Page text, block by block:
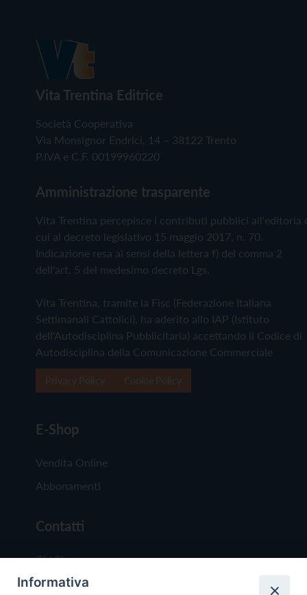
Vita Trentina Editrice
Società Cooperativa
Via Monsignor Endrici, 14 – 38122 Trento
P.IVA e C.F. 00199960220
Amministrazione trasparente
Vita Trentina percepisce i contributi pubblici all'editoria
cui al decreto legislativo 15 maggio 2017, n. 70.
Indicazione resa ai sensi della lettera f) del comma 2
dell'art. 5 del medesimo decreto Lgs.
Vita Trentina, tramite la Fisc (Federazione Italiana
Settimanali Cattolici), ha aderito allo IAP (Istituto
dell'Autodisciplina Pubblicitaria) accettando il Codice di
Autodisciplina della Comunicazione Commerciale
E-Shop
Vendita Online
Abbonamenti
Contatti
Chi Siamo
Redazione
Informativa